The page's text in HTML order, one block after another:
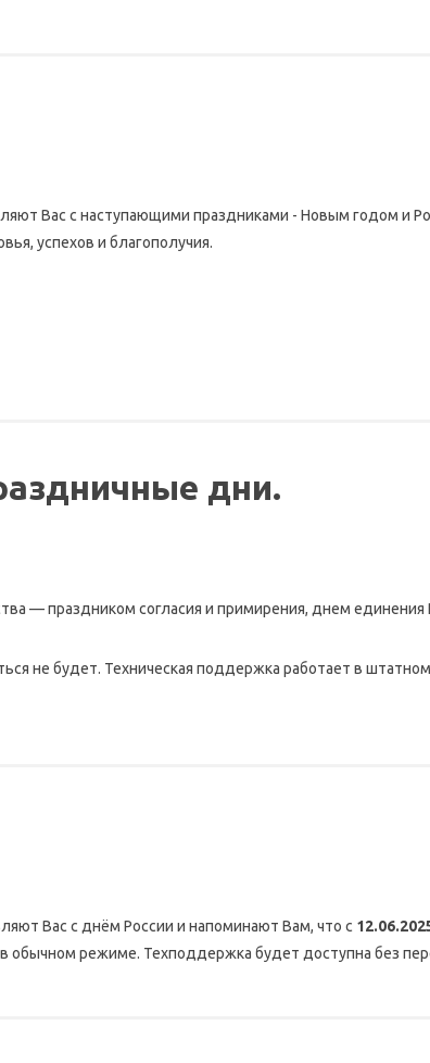
Вас с наступающими праздниками - Новым годом и
успехов и благополучия.
дни.
— праздником согласия и примирения, днем единения
не будет. Техническая поддержка работает в
Вас с днём России и напоминают Вам, что с
обычном режиме. Техподдержка будет доступна без